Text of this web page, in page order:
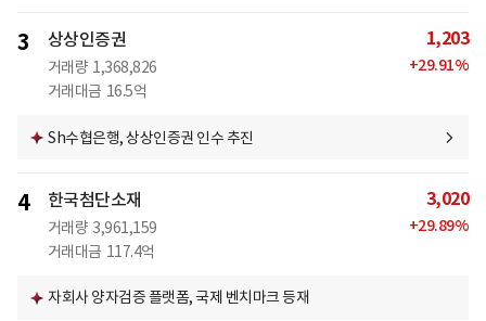
3 상상인증권
거래량 1,368,826
거래대금 16.5억
1,203
+29.91%
Sh수협은행, 상상인증권 인수 추진
4 한국첨단소재
거래량 3,961,159
거래대금 117.4억
3,020
+29.89%
자회사 양자검증 플랫폼, 국제 벤치마크 등재